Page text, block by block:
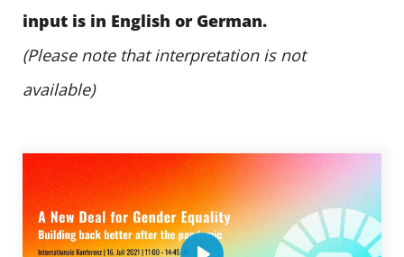
input is in English or German.
(Please note that interpretation is not
available)